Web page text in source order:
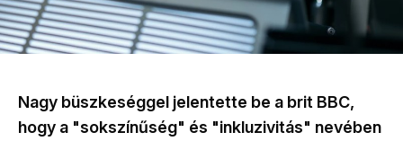
Nagy büszkeséggel jelentette be a brit BBC,
hogy a "sokszínűség" és "inkluzivitás" nevében